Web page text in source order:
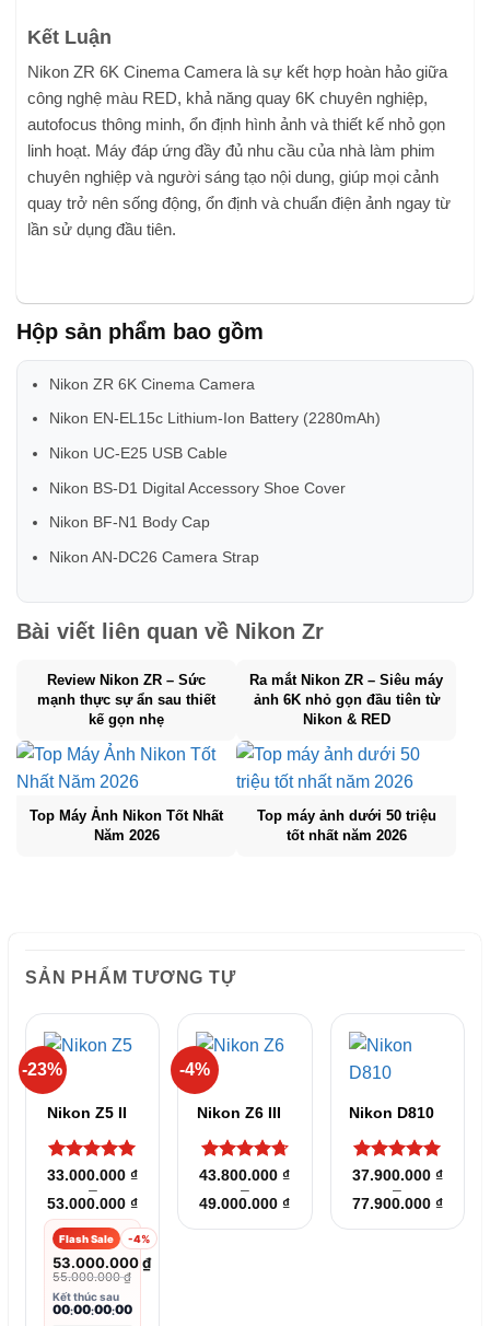
Kết Luận
Nikon ZR 6K Cinema Camera là sự kết hợp hoàn hảo giữa
công nghệ màu RED, khả năng quay 6K chuyên nghiệp,
autofocus thông minh, ổn định hình ảnh và thiết kế nhỏ gọn
linh hoạt. Máy đáp ứng đầy đủ nhu cầu của nhà làm phim
chuyên nghiệp và người sáng tạo nội dung, giúp mọi cảnh
quay trở nên sống động, ổn định và chuẩn điện ảnh ngay từ
lần sử dụng đầu tiên.
Hộp sản phẩm bao gồm
Nikon ZR 6K Cinema Camera
Nikon EN-EL15c Lithium-Ion Battery (2280mAh)
Nikon UC-E25 USB Cable
Nikon BS-D1 Digital Accessory Shoe Cover
Nikon BF-N1 Body Cap
Nikon AN-DC26 Camera Strap
Bài viết liên quan về Nikon Zr
Review Nikon ZR – Sức
mạnh thực sự ẩn sau thiết
kế gọn nhẹ
Ra mắt Nikon ZR – Siêu máy
ảnh 6K nhỏ gọn đầu tiên từ
Nikon & RED
Top Máy Ảnh Nikon Tốt Nhất
Năm 2026
Top máy ảnh dưới 50 triệu
tốt nhất năm 2026
SẢN PHẨM TƯƠNG TỰ
-23%
Nikon Z5 II
Được xếp
hạng5
sao
33.000.000₫
–
53.000.000₫Khoảng
giá:
từ
33.000.000 ₫
đến
53.000.000 ₫
Flash Sale -4%
53.000.000₫
55.000.000₫
Kết thúc sau
00:00:00:00
-4%
Nikon Z6 III
Được xếp
hạng4.75
5 sao
43.800.000₫
–
49.000.000₫Khoảng
giá:
từ
Nikon D810
Được xếp
hạng5
sao
37.900.000 ₫
–
77.900.000 ₫
giá:
từ